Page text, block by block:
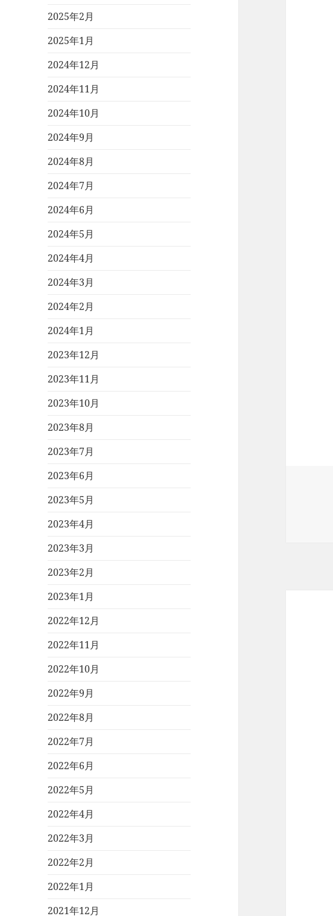
2025年2月
2025年1月
2024年12月
2024年11月
2024年10月
2024年9月
2024年8月
2024年7月
2024年6月
2024年5月
2024年4月
2024年3月
2024年2月
2024年1月
2023年12月
2023年11月
2023年10月
2023年8月
2023年7月
2023年6月
2023年5月
2023年4月
2023年3月
2023年2月
2023年1月
2022年12月
2022年11月
2022年10月
2022年9月
2022年8月
2022年7月
2022年6月
2022年5月
2022年4月
2022年3月
2022年2月
2022年1月
2021年12月